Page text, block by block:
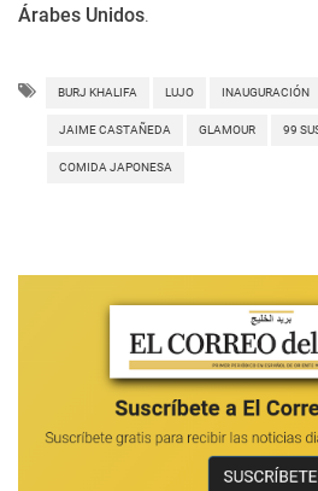
Árabes Unidos.
BURJ KHALIFA LUJO INAUGURACIÓN
JAIME CASTAÑEDA GLAMOUR 99
COMIDA JAPONESA